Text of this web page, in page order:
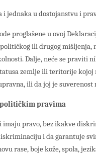
i jednaka u dostojanstvu i
proglašene u ovoj
ili drugog mišljenja,
Dalje, neće se praviti
zemlje ili teritorije kojoj
ili da joj je
pravima
imaju pravo, bez ikakve
i da garantuje
rase, boje kože, spola,